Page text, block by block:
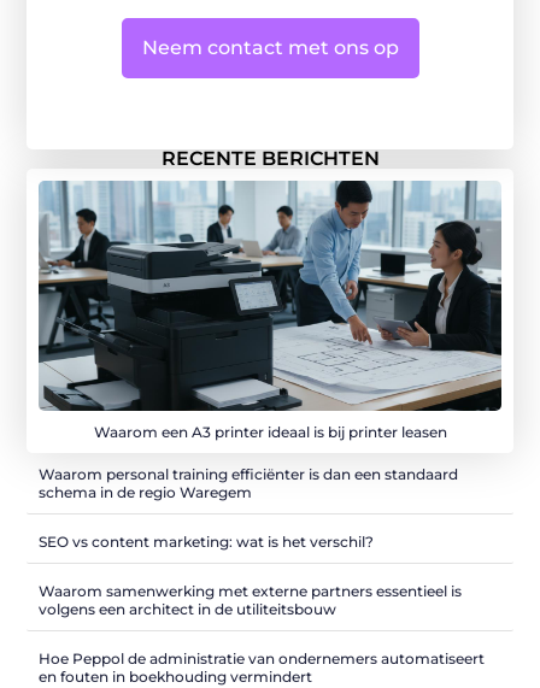
RECENTE BERICHTEN
Waarom een A3 printer ideaal is bij printer leasen
Waarom personal training efficiënter is dan een standaard
schema in de regio Waregem
SEO vs content marketing: wat is het verschil?
Waarom samenwerking met externe partners essentieel is
volgens een architect in de utiliteitsbouw
Hoe Peppol de administratie van ondernemers automatiseert
en fouten in boekhouding vermindert
Neem contact met ons op